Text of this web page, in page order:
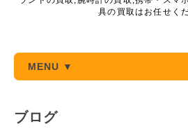
具の買取はお任せく
MENU ▼
ブログ